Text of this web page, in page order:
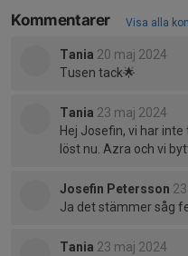
Kommentarer Visa alla
Tania 20 maj 2024
Tusen tack🌟
Tania 23 maj 2024
Hej Josefin, vi har
löst nu. Azra och vi
Josefin Petersson
Ja det stämmer såg
Tania 23 maj 2024